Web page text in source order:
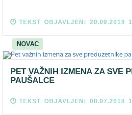
TEKST OBJAVLJEN: 20.09.2018
NOVAC
PET VAŽNIH IZMENA ZA SVE
PAUŠALCE
TEKST OBJAVLJEN: 08.07.2018